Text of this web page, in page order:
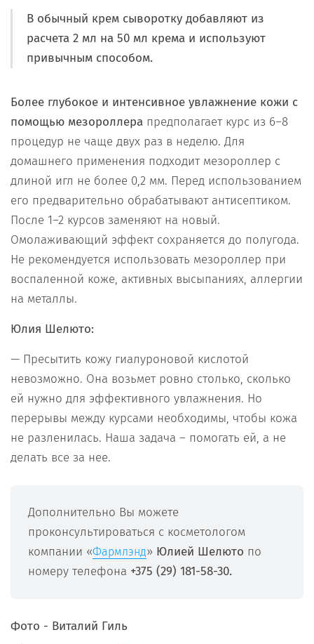
В обычный крем сыворотку добавляют из
расчета 2 мл на 50 мл крема и используют
привычным способом.
Более глубокое и интенсивное увлажнение кожи с
помощью мезороллера предполагает курс из 6–8
процедур не чаще двух раз в неделю. Для
домашнего применения подходит мезороллер с
длиной игл не более 0,2 мм. Перед использованием
его предварительно обрабатывают антисептиком.
После 1–2 курсов заменяют на новый.
Омолаживающий эффект сохраняется до полугода.
Не рекомендуется использовать мезороллер при
воспаленной коже, активных высыпаниях, аллергии
на металлы.
Юлия Шелюто:
— Пресытить кожу гиалуроновой кислотой
невозможно. Она возьмет ровно столько, сколько
ей нужно для эффективного увлажнения. Но
перерывы между курсами необходимы, чтобы кожа
не разленилась. Наша задача – помогать ей, а не
делать все за нее.
Дополнительно Вы можете
проконсультироваться с косметологом
компании «Фармлэнд» Юлией Шелюто по
номеру телефона +375 (29) 181-58-30.
Фото - Виталий Гиль